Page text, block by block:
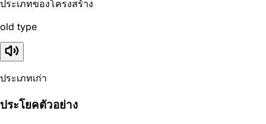
ประเภทของโครงสร้าง
old type
ประเภทเก่า
ประโยคตัวอย่าง